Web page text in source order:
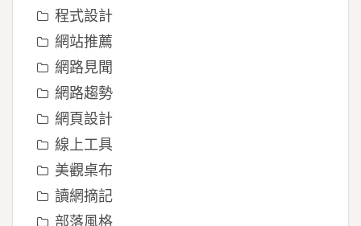
程式設計
網站推薦
網路見聞
網路趨勢
網頁設計
線上工具
美觀桌布
讀網摘記
部落風格